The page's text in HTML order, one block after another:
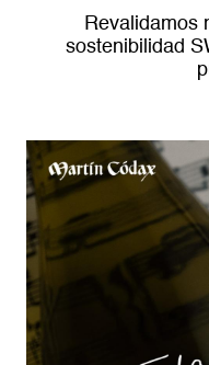
Revalidamos
sostenibilidad